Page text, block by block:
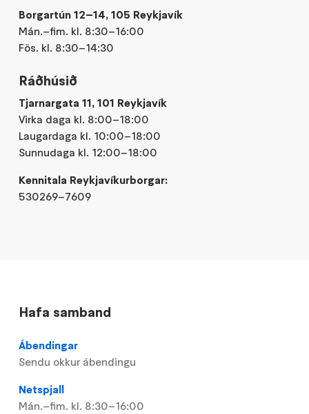
Borgartún 12–14, 105 Reykjavík
Mán.–fim. kl. 8:30–16:00
Fös. kl. 8:30–14:30
Ráðhúsið
Tjarnargata 11, 101 Reykjavík
Virka daga kl. 8:00–18:00
Laugardaga kl. 10:00–18:00
Sunnudaga kl. 12:00–18:00
Kennitala Reykjavíkurborgar:
530269–7609
Hafa samband
Ábendingar
Sendu okkur ábendingu
Netspjall
Mán.–fim. kl. 8:30–16:00